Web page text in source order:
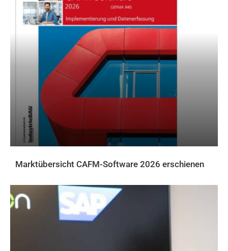
Marktübersicht CAFM-Software 2026 erschienen